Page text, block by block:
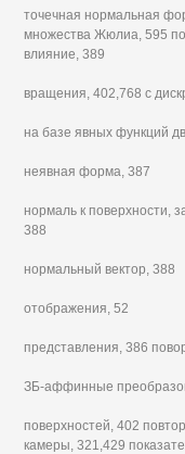
точечная нормальная
множества Жюлиа, 595
влияние, 389
вращения, 402,768 с
на базе явных функций
неявная форма, 387
нормаль к поверхности,
388
нормальный вектор, 388
отображения, 52
представления, 386
ЗБ-аффинные
поверхностей, 402
камеры, 321,429